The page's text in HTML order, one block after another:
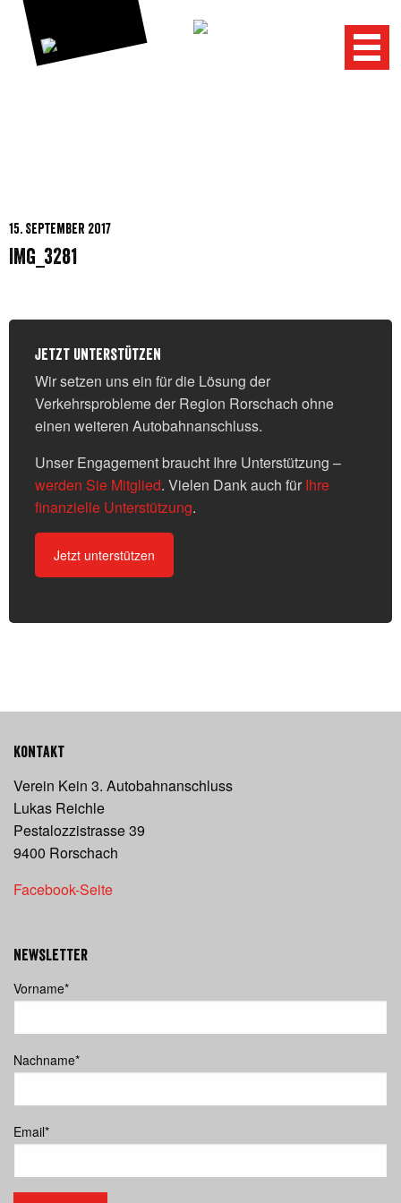
Menu
15. September 2017
IMG_3281
Jetzt unterstützen
Wir setzen uns ein für die Lösung der
Verkehrsprobleme der Region Rorschach ohne
einen weiteren Autobahnanschluss.
Unser Engagement braucht Ihre Unterstützung –
werden Sie Mitglied. Vielen Dank auch für Ihre
finanzielle Unterstützung.
Jetzt unterstützen
Kontakt
Verein Kein 3. Autobahnanschluss
Lukas Reichle
Pestalozzistrasse 39
9400 Rorschach
Facebook-Seite
Newsletter
Vorname*
Nachname*
Email*